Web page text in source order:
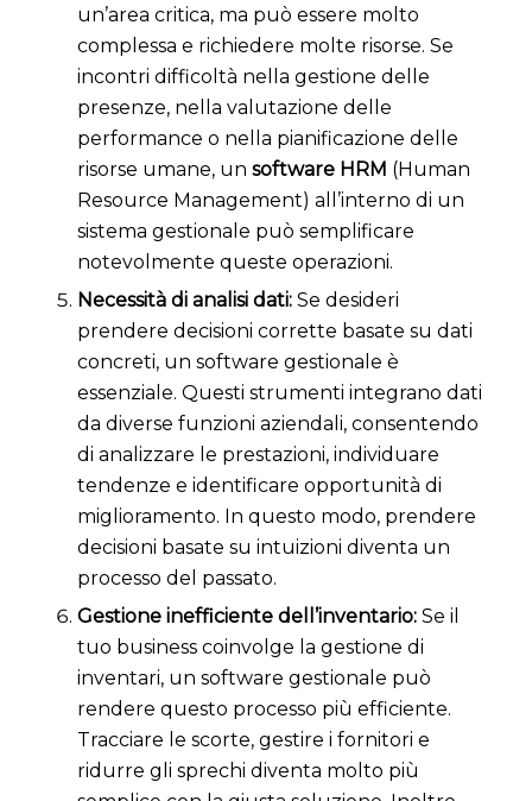
un’area critica, ma può essere molto
complessa e richiedere molte risorse. Se
incontri difficoltà nella gestione delle
presenze, nella valutazione delle
performance o nella pianificazione delle
risorse umane, un software HRM (Human
Resource Management) all’interno di un
sistema gestionale può semplificare
notevolmente queste operazioni.
Necessità di analisi dati: Se desideri
prendere decisioni corrette basate su dati
concreti, un software gestionale è
essenziale. Questi strumenti integrano dati
da diverse funzioni aziendali, consentendo
di analizzare le prestazioni, individuare
tendenze e identificare opportunità di
miglioramento. In questo modo, prendere
decisioni basate su intuizioni diventa un
processo del passato.
Gestione inefficiente dell’inventario: Se il
tuo business coinvolge la gestione di
inventari, un software gestionale può
rendere questo processo più efficiente.
Tracciare le scorte, gestire i fornitori e
ridurre gli sprechi diventa molto più